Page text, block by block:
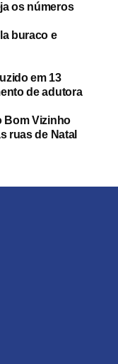
os números
buraco e
em 13
de adutora
Bom Vizinho
ruas de Natal